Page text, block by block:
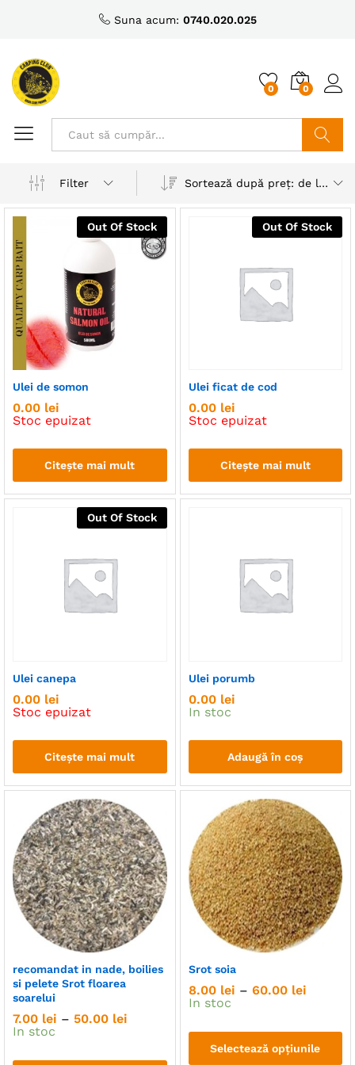
Suna acum: 0740.020.025
0 0
Filter
Sortează după preț: de la mic la mare
Out Of Stock
Ulei de somon
0.00 lei
Stoc epuizat
Citește mai mult
Out Of Stock
Ulei ficat de cod
0.00 lei
Stoc epuizat
Citește mai mult
Out Of Stock
Ulei canepa
0.00 lei
Stoc epuizat
Citește mai mult
Ulei porumb
0.00 lei
In stoc
Adaugă în coș
recomandat in nade, boilies
si pelete Srot floarea
soarelui
7.00 lei – 50.00 lei
In stoc
Srot soia
8.00 lei – 60.00 leiInterval
la
In stoc
Selectează opțiunile